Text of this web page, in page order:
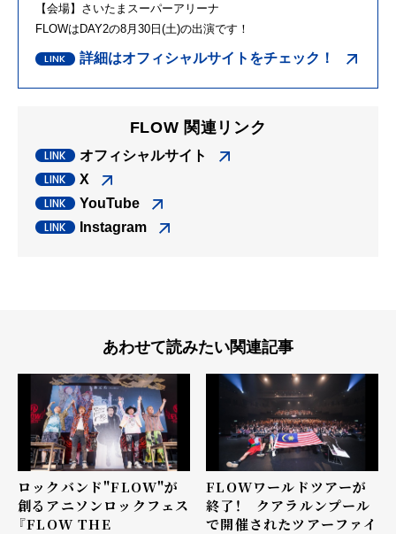
【会場】さいたまスーパーアリーナ
FLOWはDAY2の8月30日(土)の出演です！
詳細はオフィシャルサイトをチェック！
FLOW 関連リンク
オフィシャルサイト
X
YouTube
Instagram
あわせて読みたい関連記事
ロックバンド"FLOW"が
創るアニソンロックフェス
『FLOW THE
FLOWワールドツアーが
終了！ クアラルンプール
で開催されたツアーファイ